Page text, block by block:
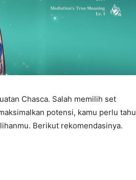
Chasca. Salah memilih set
potensi, kamu perlu tahu
Berikut rekomendasinya.